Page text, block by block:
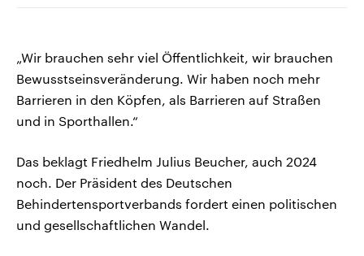
„Wir brauchen sehr viel Öffentlichkeit, wir brauchen
Bewusstseinsveränderung. Wir haben noch mehr
Barrieren in den Köpfen, als Barrieren auf Straßen
und in Sporthallen.“
Das beklagt Friedhelm Julius Beucher, auch 2024
noch. Der Präsident des Deutschen
Behindertensportverbands fordert einen politischen
und gesellschaftlichen Wandel.